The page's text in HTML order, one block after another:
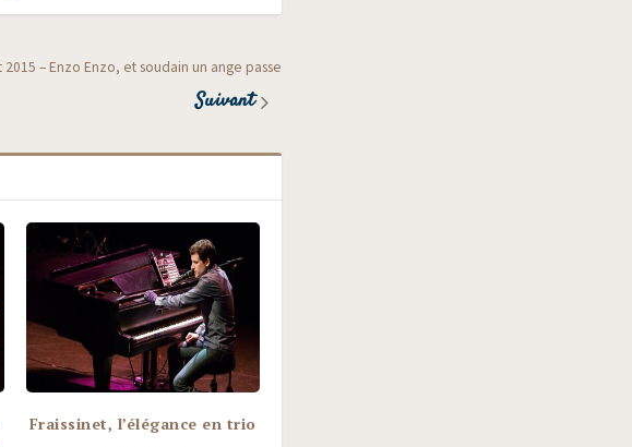
2015 – Enzo Enzo, et soudain un ange passe
Suivant
Fraissinet, l’élégance en trio